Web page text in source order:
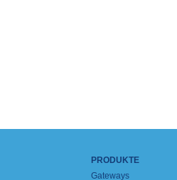
PRODUKTE
Gateways